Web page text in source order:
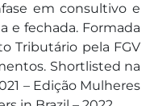
em consultivo e
e fechada. Formada
Tributário pela FGV
Shortlisted na
– Edição Mulheres